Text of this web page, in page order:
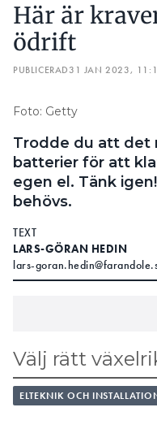
Här är
ödrift
PUBLICERAD31 JAN 2023,
Foto: Getty
Trodde du att det
batterier för att
egen el. Tänk
behövs.
TEXT
LARS-GÖRAN HEDIN
lars-
Välj rätt
Växelriktaren
ELTEKNIK OCH